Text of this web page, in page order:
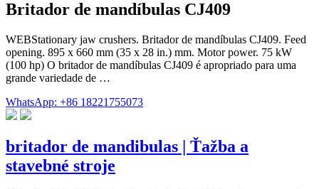
Britador de mandíbulas CJ409
WEBStationary jaw crushers. Britador de mandíbulas CJ409. Feed
opening. 895 x 660 mm (35 x 28 in.) mm. Motor power. 75 kW
(100 hp) O britador de mandíbulas CJ409 é apropriado para uma
grande variedade de …
WhatsApp: +86 18221755073
britador de mandibulas | Ťažba a
stavebné stroje